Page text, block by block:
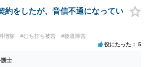
約をしたが、音信不通になってい
増額 #むち打ち被害 #後遺障害
役にたった 5
護士